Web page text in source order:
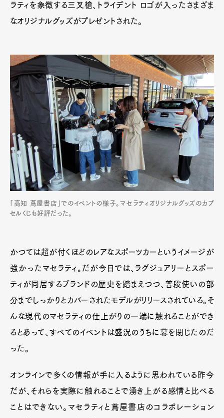
ラティを象徴する三叉槍、トライデント ロゴが入ったさまざま
なオリジナルグッズがプレゼントされた。
「高知 蔦屋書店」でのイベントの様子。マセラティオリジナルグッズのカプ
セルくじも好評だった。
かつては超が付くほどのレアなスポーツカーというイメージが
強かったマセラティ。だが今日では、ラグジュアリーとスポー
ティが同居するブランドの歴史を踏まえつつ、普段使いの部
分までしっかりとカバーされたモデルがリリースされている。そ
んな現代のマセラティの仕上がりの一端に触れることができ
るとあって、すべてのイベントは盛況のうちに幕を閉じたのだ
った。
オンラインで多くの情報が手に入るように思われている昨今
だが、それらを実際に触れることで湧き上がる感情と比べる
ことはできない。マセラティと蔦屋書店のコラボレーション